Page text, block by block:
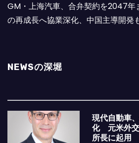
GM・上海汽車、合弁契約を2047
の再成長へ協業深化、中国主導開発
NEWSの深堀
現代自動車
化 元米外交
所長に起用